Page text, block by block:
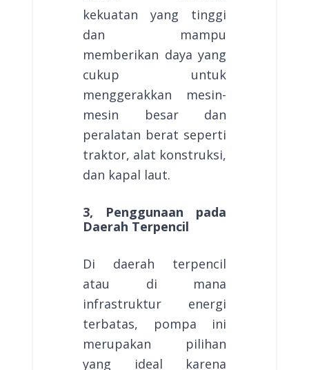
kekuatan yang tinggi
dan mampu
memberikan daya yang
cukup untuk
menggerakkan mesin-
mesin besar dan
peralatan berat seperti
traktor, alat konstruksi,
dan kapal laut.
3, Penggunaan pada
Daerah Terpencil
Di daerah terpencil
atau di mana
infrastruktur energi
terbatas, pompa ini
merupakan pilihan
yang ideal karena